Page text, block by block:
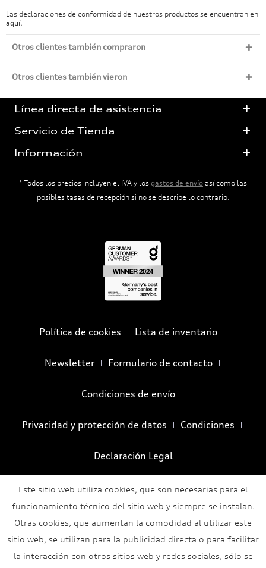
Las declaraciones de conformidad de nuestros productos se encuentran en
aquí.
Otros clientes también compraron
Otros clientes también vieron
Línea directa de asistencia
Servicio de Tienda
Información
* Todos los precios incluyen el IVA y los gastos de envío así como las
posibles tasas de recepción si no se describe lo contrario.
Política de cookies Lista de inventario
Newsletter Formulario de contacto
Condiciones de envío
Privacidad y protección de datos Condiciones
Declaración Legal
Este sitio web utiliza cookies, que son necesarias para el
funcionamiento técnico del sitio web y siempre se instalan.
Otras cookies, que aumentan la comodidad al utilizar este
sitio web, se utilizan para la publicidad directa o para facilitar
la interacción con otros sitios web y redes sociales, sólo se